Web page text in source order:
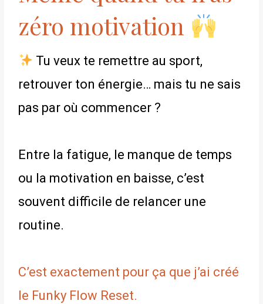
zéro motivation
Tu veux te remettre au sport,
retrouver ton énergie… mais tu ne sais
pas par où commencer ?
Entre la fatigue, le manque de temps
ou la motivation en baisse, c’est
souvent difficile de relancer une
routine.
C’est exactement pour ça que j’ai créé
le Funky Flow Reset.